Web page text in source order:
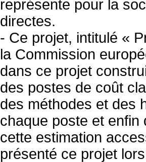
représente pour la
directes.
- Ce projet, intitulé «
la Commission
dans ce projet
des postes de coût
des méthodes et des
chaque poste et enfin
cette estimation
présenté ce projet